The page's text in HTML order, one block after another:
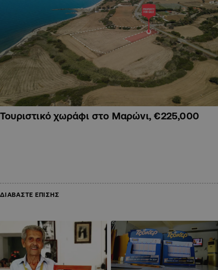
Τουριστικό χωράφι στο Μαρώνι, €225,000
ΔΙΑΒΑΣΤΕ ΕΠΙΣΗΣ